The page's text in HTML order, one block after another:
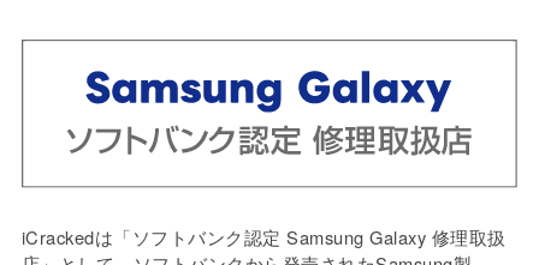
iCrackedは「ソフトバンク認定 Samsung Galaxy 修理取扱